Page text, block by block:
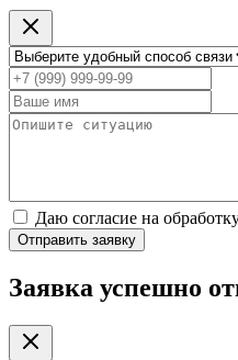
Даю согласие на
Отправить заявку
Заявка успешно